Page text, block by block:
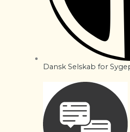
Dansk Selskab for